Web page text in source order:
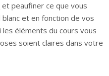
et peaufiner ce que vous
blanc et en fonction de vos
éléments du cours vous
soient claires dans votre